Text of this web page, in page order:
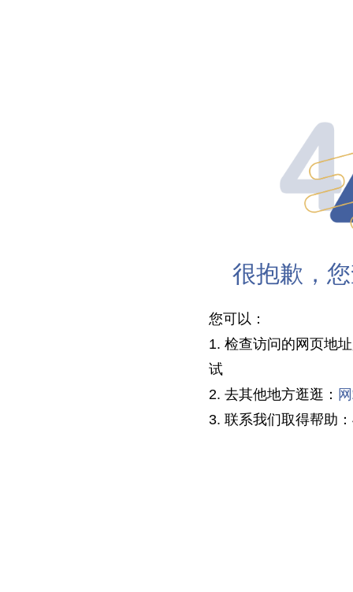
很抱歉，
您可以：
1. 检查访问的网页地
试
2. 去其他地方逛逛：
3. 联系我们取得帮助